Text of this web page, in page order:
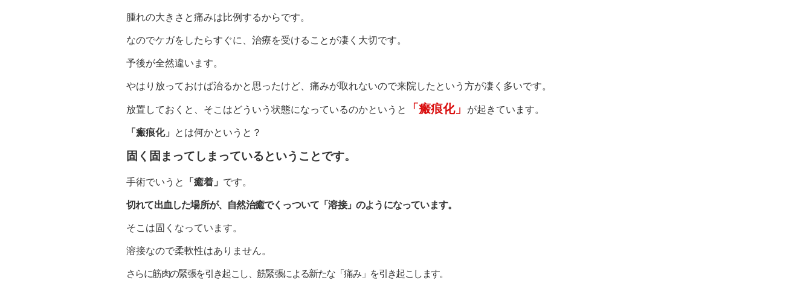
腫れの大きさと痛みは比例するからです。
なのでケガをしたらすぐに、治療を受けることが凄く大切です。
予後が全然違います。
やはり放っておけば治るかと思ったけど、痛みが取れないので来院したという方が凄く多いです。
放置しておくと、そこはどういう状態になっているのかというと 「瘢痕化」 が起きています。
「瘢痕化」 とは何かというと？
固く固まってしまっているということです。
手術でいうと 「癒着」 です。
切れて出血した場所が、自然治癒でくっついて「溶接」のようになっています。
そこは固くなっています。
溶接なので柔軟性はありません。
さらに筋肉の緊張を引き起こし、筋緊張による新たな「痛み」を引き起こします。